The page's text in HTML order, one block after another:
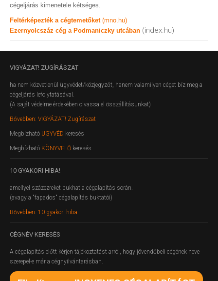
cégeljárás kimenetele kétséges.
Feltérképezték a cégtemetőket (mno.hu)
Ezernyolcszáz cég a Podmaniczky utcában (index.hu)
VIGYÁZAT! ZUGÍRÁSZAT
ha nem közvetlenül ügyvédet/közjegyzőt, hanem valamilyen céget bíz meg a
cégeljárás lefolytatásával.
(A saját védelme érdekében olvassa el összállításunkat)
Bővebben: VIGYÁZAT! Zugírászat
Megbízható ÜGYVÉD keresés
Megbízható KÖNYVELŐ keresés
10 GYAKORI HIBA!
amellyel százezreket bukhat a cégalapítás során.
(avagy a "fapados" cégalapítás buktatói)
Bővebben: 10 gyakori hiba
CÉGNÉV KERESÉS
A cégalapítás előtt kérjen tájékoztatást arról, hogy jövendőbeli cégének neve
szerepel-e már a cégnyilvántarásban.